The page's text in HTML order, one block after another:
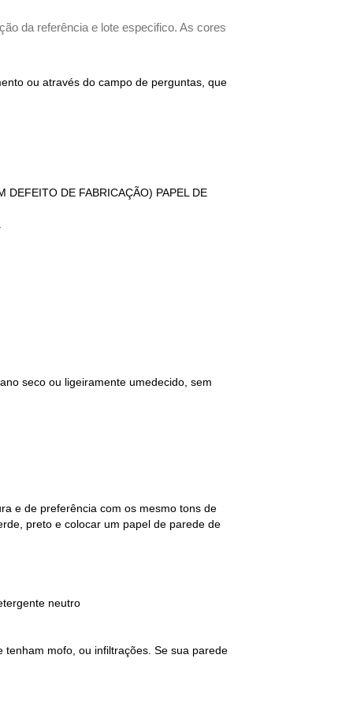
da referência e lote especifico. As cores
ou através do campo de perguntas, que
DEFEITO DE FABRICAÇÃO) PAPEL DE
seco ou ligeiramente umedecido, sem
e de preferência com os mesmo tons de
preto e colocar um papel de parede de
neutro
mofo, ou infiltrações. Se sua parede